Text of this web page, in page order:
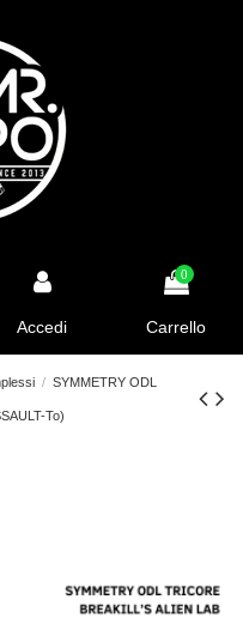
Accedi
0
Carrello
SYMMETRY ODL
To)